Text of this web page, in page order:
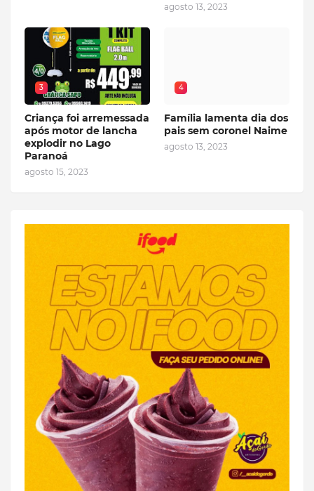
agosto 13, 2023
3
Criança foi arremessada
após motor de lancha
explodir no Lago
Paranoá
agosto 15, 2023
4
Família lamenta dia dos
pais sem coronel Naime
agosto 13, 2023